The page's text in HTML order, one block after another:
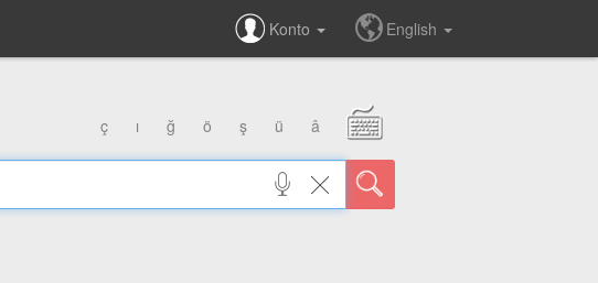
Konto English
ç ı ğ ö ş ü â